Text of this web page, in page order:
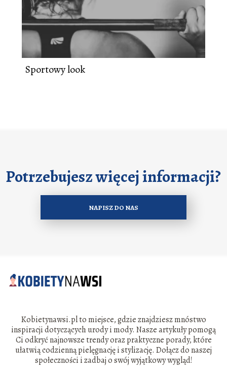
Sportowy look
Potrzebujesz więcej informacji?
NAPISZ DO NAS
Kobietynawsi.pl to miejsce, gdzie znajdziesz mnóstwo
inspiracji dotyczących urody i mody. Nasze artykuły pomogą
Ci odkryć najnowsze trendy oraz praktyczne porady, które
ułatwią codzienną pielęgnację i stylizację. Dołącz do naszej
społeczności i zadbaj o swój wyjątkowy wygląd!